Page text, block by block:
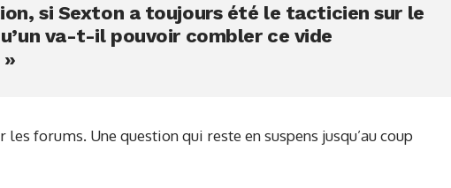
si Sexton a toujours été le tacticien sur le
va-t-il pouvoir combler ce vide
les forums. Une question qui reste en suspens jusqu’au coup